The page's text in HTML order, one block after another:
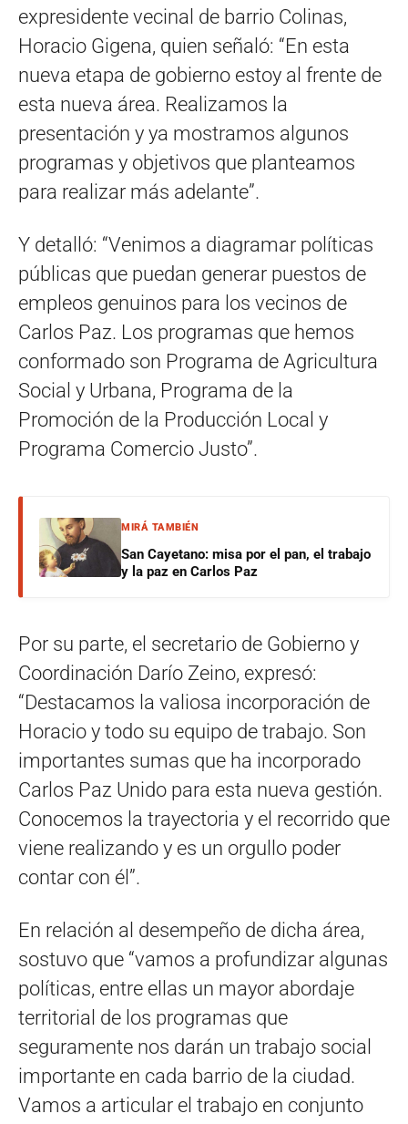
expresidente vecinal de barrio Colinas,
Horacio Gigena, quien señaló: “En esta
nueva etapa de gobierno estoy al frente de
esta nueva área. Realizamos la
presentación y ya mostramos algunos
programas y objetivos que planteamos
para realizar más adelante”.
Y detalló: “Venimos a diagramar políticas
públicas que puedan generar puestos de
empleos genuinos para los vecinos de
Carlos Paz. Los programas que hemos
conformado son Programa de Agricultura
Social y Urbana, Programa de la
Promoción de la Producción Local y
Programa Comercio Justo”.
MIRÁ TAMBIÉN
San Cayetano: misa por el pan, el trabajo
y la paz en Carlos Paz
Por su parte, el secretario de Gobierno y
Coordinación Darío Zeino, expresó:
“Destacamos la valiosa incorporación de
Horacio y todo su equipo de trabajo. Son
importantes sumas que ha incorporado
Carlos Paz Unido para esta nueva gestión.
Conocemos la trayectoria y el recorrido que
viene realizando y es un orgullo poder
contar con él”.
En relación al desempeño de dicha área,
sostuvo que “vamos a profundizar algunas
políticas, entre ellas un mayor abordaje
territorial de los programas que
seguramente nos darán un trabajo social
importante en cada barrio de la ciudad.
Vamos a articular el trabajo en conjunto